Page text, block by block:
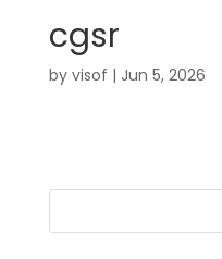
cgsr
by visof | Jun 5, 2026